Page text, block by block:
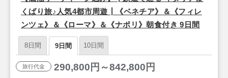
くばり旅♪人気4都市周遊┃《ベネチア》＆《フィレ
ンツェ》＆《ローマ》＆《ナポリ》朝食付き 9日間
8日間 9日間 10日間
旅行代金 290,800円～842,800円